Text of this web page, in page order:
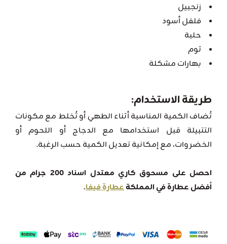
زنجبيل
فلفل أسود
حلبة
ثوم
بهارات مشكلة
طريقة الاستخدام:
تُضاف الكمية المناسبة أثناء الطهي أو تُخلط مع مكونات
التتبيلة قبل استخدامها مع الدجاج أو اللحوم أو
الخضروات، مع إمكانية تعديل الكمية حسب الرغبة.
احصل على مسحوق كاري معتدل اسناد 200 جرام من
أفضل عطارة في المملكةعطارة فيفا.